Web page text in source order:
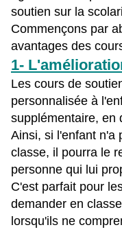
soutien sur la
Commençons par
avantages des
1-
Les cours de
personnalisée à
supplémentaire, en
Ainsi, si l'enfant n'a
classe, il pourra le
personne qui lui
C'est parfait pour
demander en
lorsqu'ils ne